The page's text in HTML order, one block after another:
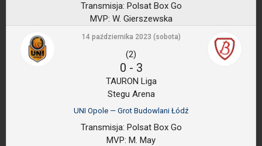
Transmisja: Polsat Box Go
MVP: W. Gierszewska
14 października 2023 (sobota)
(2)
0 - 3
TAURON Liga
Stegu Arena
UNI Opole — Grot Budowlani Łódź
Transmisja: Polsat Box Go
MVP: M. May